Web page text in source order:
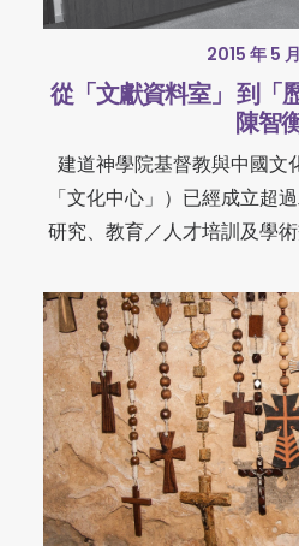
2015 年 5
從「文獻資料室」 到「
陳智
建道神學院基督教與中國文
「文化中心」）已經成立超
研究、教育／人才培訓及學